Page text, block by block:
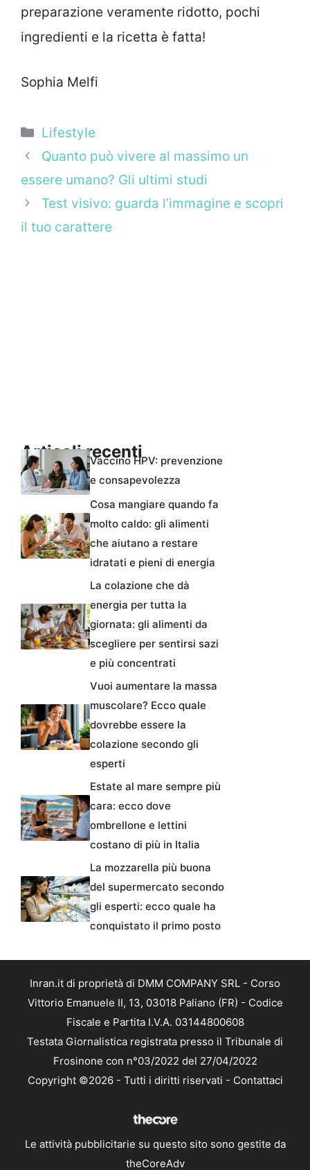
preparazione veramente ridotto, pochi
ingredienti e la ricetta è fatta!
Sophia Melfi
Categorie
Lifestyle
Quanto può vivere al massimo un
essere umano? Gli ultimi studi
Test visivo: guarda l’immagine e scopri
il tuo carattere
Articoli recentiVaccino HPV: prevenzione
e consapevolezza
Cosa mangiare quando fa
molto caldo: gli alimenti
che aiutano a restare
idratati e pieni di energia
La colazione che dà
energia per tutta la
giornata: gli alimenti da
scegliere per sentirsi sazi
e più concentrati
Vuoi aumentare la massa
muscolare? Ecco quale
dovrebbe essere la
colazione secondo gli
esperti
Estate al mare sempre più
cara: ecco dove
ombrellone e lettini
costano di più in Italia
La mozzarella più buona
del supermercato secondo
gli esperti: ecco quale ha
conquistato il primo posto
Inran.it di proprietà di DMM COMPANY SRL - Corso
Vittorio Emanuele II, 13, 03018 Paliano (FR) - Codice
Fiscale e Partita I.V.A. 03144800608
Testata Giornalistica registrata presso il Tribunale di
Frosinone con n°03/2022 del 27/04/2022
Copyright ©2026 - Tutti i diritti riservati - Contattaci
Le attività pubblicitarie su questo sito sono gestite da
theCoreAdv